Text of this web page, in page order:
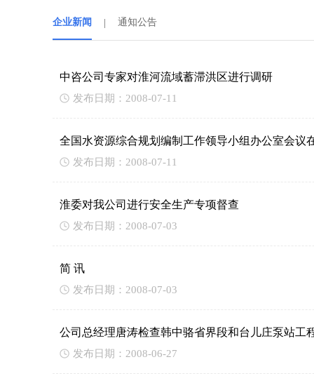
企业新闻 | 通知公告
中咨公司专家对淮河流域蓄滞洪区进行调研
发布日期：2008-07-11
全国水资源综合规划编制工作领导小组办公室会议
发布日期：2008-07-11
淮委对我公司进行安全生产专项督查
发布日期：2008-07-03
简 讯
发布日期：2008-07-03
公司总经理唐涛检查韩中骆省界段和台儿庄泵站工
发布日期：2008-06-27